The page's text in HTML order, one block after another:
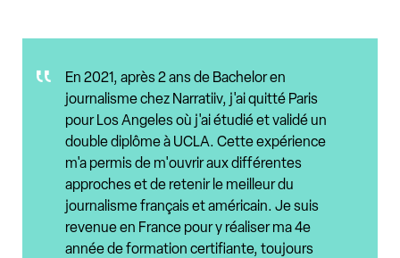
En 2021, après 2 ans de Bachelor en
journalisme chez Narratiiv, j'ai quitté Paris
pour Los Angeles où j'ai étudié et validé un
double diplôme à UCLA. Cette expérience
m'a permis de m'ouvrir aux différentes
approches et de retenir le meilleur du
journalisme français et américain. Je suis
revenue en France pour y réaliser ma 4e
année de formation certifiante, toujours